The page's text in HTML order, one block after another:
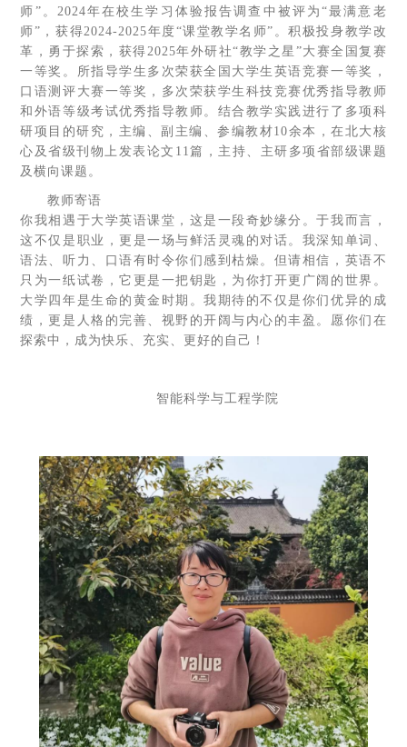
师”。2024年在校生学习体验报告调查中被评为“最满意老
师”，获得2024-2025年度“课堂教学名师”。积极投身教学改
革，勇于探索，获得2025年外研社“教学之星”大赛全国复赛
一等奖。所指导学生多次荣获全国大学生英语竞赛一等奖，
口语测评大赛一等奖，多次荣获学生科技竞赛优秀指导教师
和外语等级考试优秀指导教师。结合教学实践进行了多项科
研项目的研究，主编、副主编、参编教材10余本，在北大核
心及省级刊物上发表论文11篇，主持、主研多项省部级课题
及横向课题。
教师寄语
你我相遇于大学英语课堂，这是一段奇妙缘分。于我而言，
这不仅是职业，更是一场与鲜活灵魂的对话。我深知单词、
语法、听力、口语有时令你们感到枯燥。但请相信，英语不
只为一纸试卷，它更是一把钥匙，为你打开更广阔的世界。
大学四年是生命的黄金时期。我期待的不仅是你们优异的成
绩，更是人格的完善、视野的开阔与内心的丰盈。愿你们在
探索中，成为快乐、充实、更好的自己！
智能科学与工程学院